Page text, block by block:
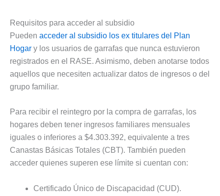
Requisitos para acceder al subsidio
Pueden acceder al subsidio los ex titulares del Plan
Hogar y los usuarios de garrafas que nunca estuvieron
registrados en el RASE. Asimismo, deben anotarse todos
aquellos que necesiten actualizar datos de ingresos o del
grupo familiar.
Para recibir el reintegro por la compra de garrafas, los
hogares deben tener ingresos familiares mensuales
iguales o inferiores a $4.303.392, equivalente a tres
Canastas Básicas Totales (CBT). También pueden
acceder quienes superen ese límite si cuentan con:
Certificado Único de Discapacidad (CUD).